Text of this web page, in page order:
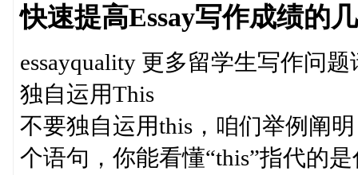
快速提高Essay写作成绩的
essayquality 更多留学生写作问
独自运用This
不要独自运用this，咱们举例阐
个语句，你能看懂“this”指代的